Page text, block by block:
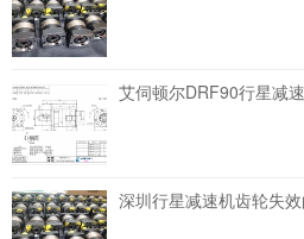
艾伺顿尔DRF90行星减
深圳行星减速机齿轮失